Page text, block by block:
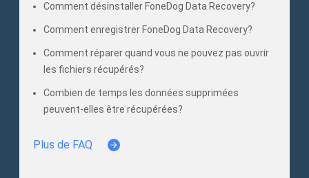
Comment désinstaller FoneDog Data Recovery?
Comment enregistrer FoneDog Data Recovery?
Comment réparer quand vous ne pouvez pas ouvrir
les fichiers récupérés?
Combien de temps les données supprimées
peuvent-elles être récupérées?
Plus de FAQ